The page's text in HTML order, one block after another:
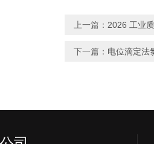
上一篇： 2026 工业
下一篇： 电位滴定法